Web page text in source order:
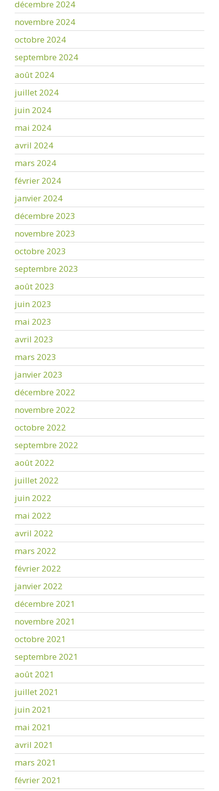
décembre 2024
novembre 2024
octobre 2024
septembre 2024
août 2024
juillet 2024
juin 2024
mai 2024
avril 2024
mars 2024
février 2024
janvier 2024
décembre 2023
novembre 2023
octobre 2023
septembre 2023
août 2023
juin 2023
mai 2023
avril 2023
mars 2023
janvier 2023
décembre 2022
novembre 2022
octobre 2022
septembre 2022
août 2022
juillet 2022
juin 2022
mai 2022
avril 2022
mars 2022
février 2022
janvier 2022
décembre 2021
novembre 2021
octobre 2021
septembre 2021
août 2021
juillet 2021
juin 2021
mai 2021
avril 2021
mars 2021
février 2021